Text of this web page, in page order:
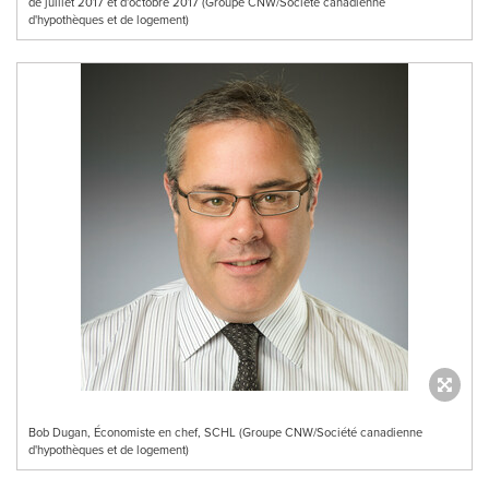
d'hypothèques et de logement)
Bob Dugan, Économiste en chef, SCHL (Groupe CNW/Société canadienne
d'hypothèques et de logement)